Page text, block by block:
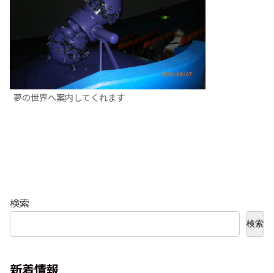
夢の世界へ案内してくれます
検索
検索
新着情報